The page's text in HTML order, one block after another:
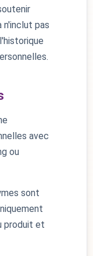
n'inclut pas
avec
ou
sont
produit et